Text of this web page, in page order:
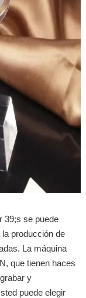
39;s se puede
producción de
La máquina
que tienen haces
y
puede elegir